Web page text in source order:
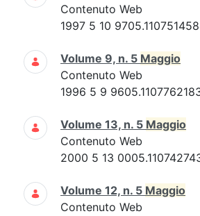
Contenuto Web
1997 5 10
Volume 9, n. 5 Maggio
Contenuto Web
1996 5 9
Volume 13, n. 5 Maggio
Contenuto Web
2000 5 13
Volume 12, n. 5 Maggio
Contenuto Web